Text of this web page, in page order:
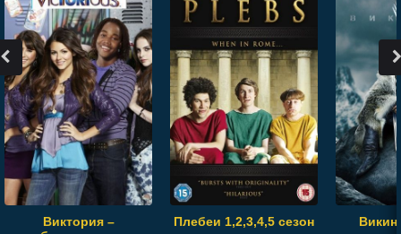
Виктория –
Плебеи 1,2,3,4,5 сезон